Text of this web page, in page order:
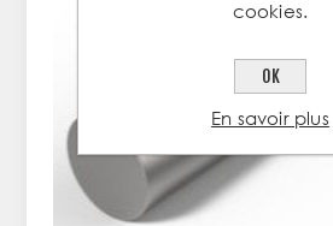
cookies.
OK
En savoir plus